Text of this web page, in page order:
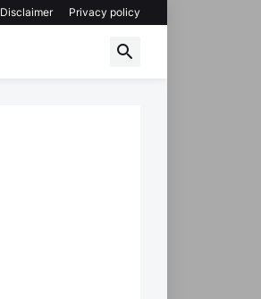
Disclaimer Privacy policy